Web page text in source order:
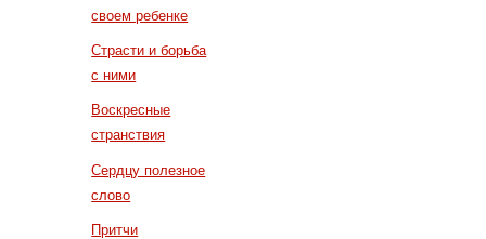
своем ребенке
Страсти и борьба
с ними
Воскресные
странствия
Сердцу полезное
слово
Притчи